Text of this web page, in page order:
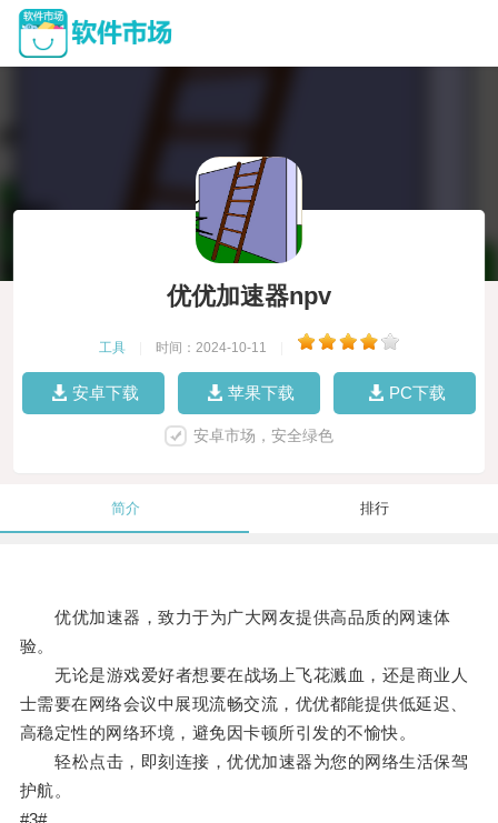
优优加速器npv
工具 时间：2024-10-11
安卓下载 苹果下载 PC下载
安卓市场，安全绿色
简介 排行
优优加速器，致力于为广大网友提供高品质的网速体
验。
无论是游戏爱好者想要在战场上飞花溅血，还是商业人
士需要在网络会议中展现流畅交流，优优都能提供低延迟、
高稳定性的网络环境，避免因卡顿所引发的不愉快。
轻松点击，即刻连接，优优加速器为您的网络生活保驾
护航。